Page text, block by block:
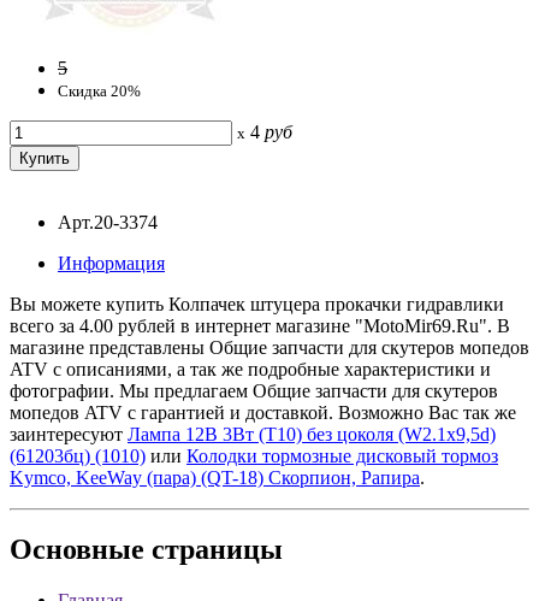
5
Скидка 20%
x 4 руб
Арт.20-3374
Информация
Вы можете купить Колпачек штуцера прокачки гидравлики
всего за 4.00 рублей в интернет магазине "MotoMir69.Ru". В
магазине представлены Общие запчасти для скутеров мопедов
ATV с описаниями, а так же подробные характеристики и
фотографии. Мы предлагаем Общие запчасти для скутеров
мопедов ATV с гарантией и доставкой. Возможно Вас так же
заинтересуют Лампа 12В 3Вт (Т10) без цоколя (W2.1x9,5d)
(61203бц) (1010) или Колодки тормозные дисковый тормоз
Kymco, KeeWay (пара) (QT-18) Скорпион, Рапира.
Основные страницы